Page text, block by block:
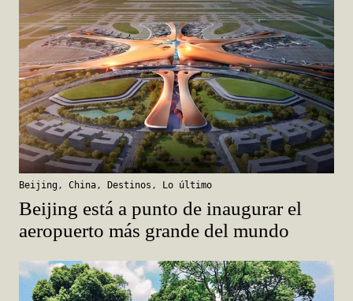
Beijing, China, Destinos , Lo último
Beijing está a punto de inaugurar el
aeropuerto más grande del mundo